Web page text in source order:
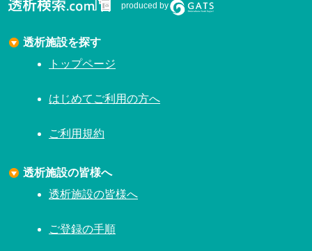
produced by
透析施設を探す
トップページ
はじめてご利用の方へ
ご利用規約
透析施設の皆様へ
透析施設の皆様へ
ご登録の手順